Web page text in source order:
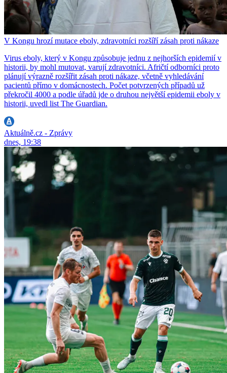
V Kongu hrozí mutace eboly, zdravotníci rozšíří zásah proti nákaze
Virus eboly, který v Kongu způsobuje jednu z nejhorších epidemií v
historii, by mohl mutovat, varují zdravotníci. Afričtí odborníci proto
plánují výrazně rozšířit zásah proti nákaze, včetně vyhledávání
pacientů přímo v domácnostech. Počet potvrzených případů už
překročil 4000 a podle úřadů jde o druhou největší epidemii eboly v
historii, uvedl list The Guardian.
Aktuálně.cz - Zprávy
dnes, 19:38